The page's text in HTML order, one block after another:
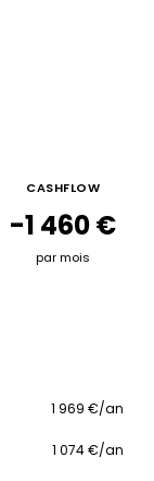
CASHFLOW
-1 460 €
par mois
1 969 €/an
1 074 €/an